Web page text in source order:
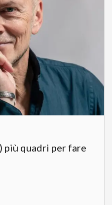
più quadri per fare